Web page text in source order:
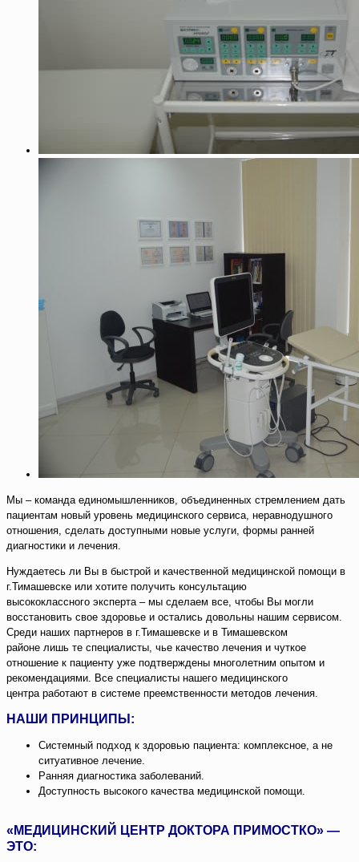
Мы – команда единомышленников, объединенных стремлением дать
пациентам новый уровень медицинского сервиса, неравнодушного
отношения, сделать доступными новые услуги, формы ранней
диагностики и лечения.
Нуждаетесь ли Вы в быстрой и качественной медицинской помощи в
г.Тимашевске или хотите получить консультацию
высококлассного эксперта – мы сделаем все, чтобы Вы могли
восстановить свое здоровье и остались довольны нашим сервисом.
Среди наших партнеров в г.Тимашевске и в Тимашевском
районе лишь те специалисты, чье качество лечения и чуткое
отношение к пациенту уже подтверждены многолетним опытом и
рекомендациями. Все специалисты нашего медицинского
центра работают в системе преемственности методов лечения.
НАШИ ПРИНЦИПЫ:
Системный подход к здоровью пациента: комплексное, а не
ситуативное лечение.
Ранняя диагностика заболеваний.
Доступность высокого качества медицинской помощи.
«МЕДИЦИНСКИЙ ЦЕНТР ДОКТОРА ПРИМОСТКО» —
ЭТО: